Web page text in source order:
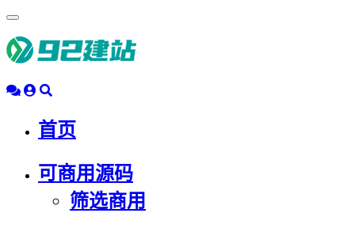
动
导
首页
可商用源码
筛选商用